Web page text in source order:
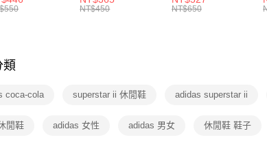
FZ3393100
女 短統襪
NT$450
BA5871010
NT$650
類
coca-cola superstar ii 休閒鞋 adidas superstar ii
閒鞋 adidas 女性 adidas 男女 休閒鞋 鞋子